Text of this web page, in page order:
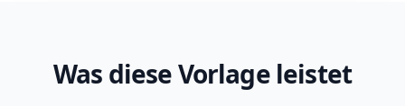
Was diese Vorlage leistet